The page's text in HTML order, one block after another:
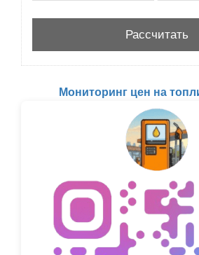
Мониторинг цен на